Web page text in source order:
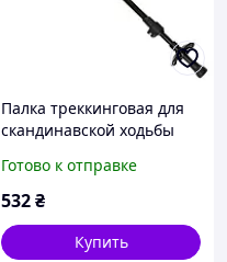
Палка треккинговая для
скандинавской ходьбы
цвет фиолетовый
Готово к отправке
532₴
Купить